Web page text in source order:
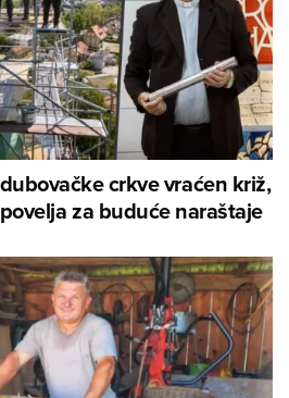
crkve vraćen križ,
za buduće naraštaje